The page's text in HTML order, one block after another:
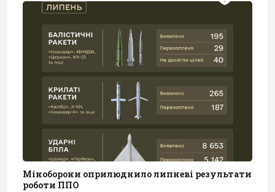
Міноборони оприлюднило липневі результати
роботи ППО